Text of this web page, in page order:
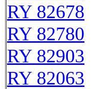
RY 82678
RY 82780
RY 82903
RY 82063